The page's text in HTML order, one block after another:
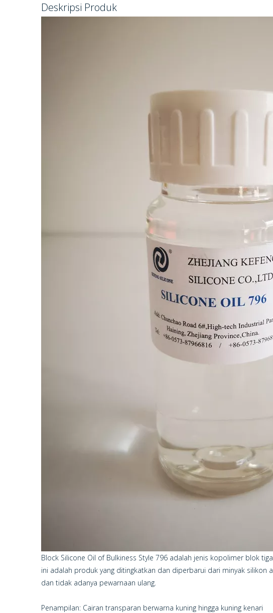
Deskripsi Produk
Block Silicone Oil of Bulkiness Style 796 adalah jenis kopolimer blok
ini adalah produk yang ditingkatkan dan diperbarui dari minyak
dan tidak adanya pewarnaan ulang.
Penampilan: Cairan transparan berwarna kuning hingga kuning kenari